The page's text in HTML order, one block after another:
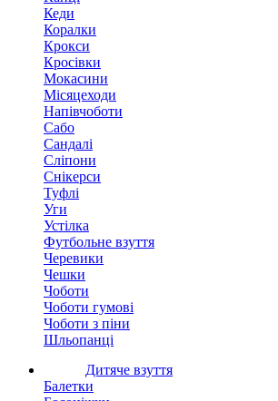
Кеди
Коралки
Крокси
Кросівки
Мокасини
Місяцеходи
Напівчоботи
Сабо
Сандалі
Сліпони
Снікерси
Туфлі
Уги
Устілка
Футбольне взуття
Черевики
Чешки
Чоботи
Чоботи гумові
Чоботи з піни
Шльопанці
Дитяче взуття
Балетки